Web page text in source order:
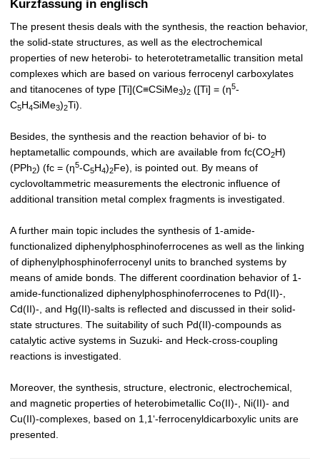
Kurzfassung in englisch
The present thesis deals with the synthesis, the reaction behavior,
the solid-state structures, as well as the electrochemical
properties of new heterobi- to heterotetrametallic transition metal
complexes which are based on various ferrocenyl carboxylates
and titanocenes of type [Ti](C≡CSiMe3)2 ([Ti] = (η5-
C5H4SiMe3)2Ti).
Besides, the synthesis and the reaction behavior of bi- to
heptametallic compounds, which are available from fc(CO2H)
(PPh2) (fc = (η5-C5H4)2Fe), is pointed out. By means of
cyclovoltammetric measurements the electronic influence of
additional transition metal complex fragments is investigated.
A further main topic includes the synthesis of 1-amide-
functionalized diphenylphosphinoferrocenes as well as the linking
of diphenylphosphinoferrocenyl units to branched systems by
means of amide bonds. The different coordination behavior of 1-
amide-functionalized diphenylphosphinoferrocenes to Pd(II)-,
Cd(II)-, and Hg(II)-salts is reflected and discussed in their solid-
state structures. The suitability of such Pd(II)-compounds as
catalytic active systems in Suzuki- and Heck-cross-coupling
reactions is investigated.
Moreover, the synthesis, structure, electronic, electrochemical,
and magnetic properties of heterobimetallic Co(II)-, Ni(II)- and
Cu(II)-complexes, based on 1,1‘-ferrocenyldicarboxylic units are
presented.